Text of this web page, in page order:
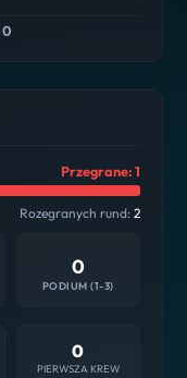
0
Przegrane: 1
Rozegranych rund: 2
0
PODIUM (1-3)
0
PIERWSZA KREW